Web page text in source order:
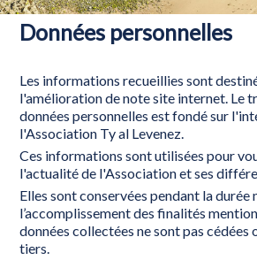
Données personnelles
Les informations recueillies sont
l'amélioration de note site internet. Le
données personnelles est fondé sur
l'Association Ty al Levenez.
Ces informations sont utilisées pour
l'actualité de l'Association et ses
Elles sont conservées pendant la durée
l’accomplissement des finalités
données collectées ne sont pas cédées
tiers.